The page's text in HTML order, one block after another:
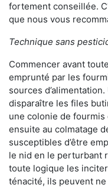
fortement conseillée.
que nous vous
Technique sans
Commencer avant
emprunté par les
sources
disparaître les files
une colonie de
ensuite au colmatage
susceptibles d’être
le nid en le perturbant
toute logique les
ténacité, ils peuvent